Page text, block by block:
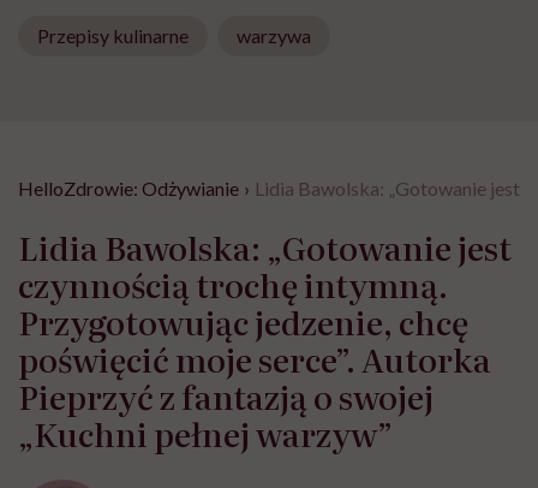
Przepisy kulinarne warzywa
HelloZdrowie: Odżywianie › Lidia Bawolska: „Gotowanie jest
Lidia Bawolska: „Gotowanie jest
czynnością trochę intymną.
Przygotowując jedzenie, chcę
poświęcić moje serce”. Autorka
Pieprzyć z fantazją o swojej
„Kuchni pełnej warzyw”